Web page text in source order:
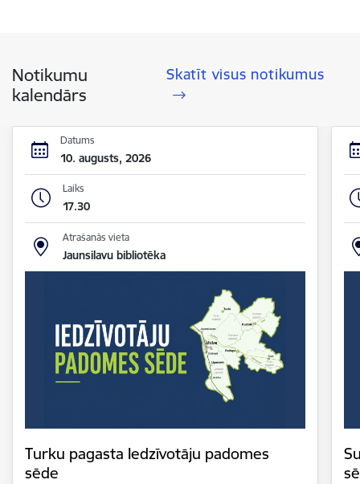
Notikumu
kalendārs
Skatīt visus notikumus
Datums
10. augusts, 2026
Laiks
17.30
Atrašanās vieta
Jaunsilavu bibliotēka
Turku pagasta Iedzīvotāju padomes
sēde